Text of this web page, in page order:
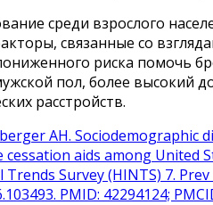
среди взрослого
связанные со
риска помочь
пол, более высокий
расстройств.
AH.
aids among United
Survey (HINTS) 7. Prev
PMID: 42294124;